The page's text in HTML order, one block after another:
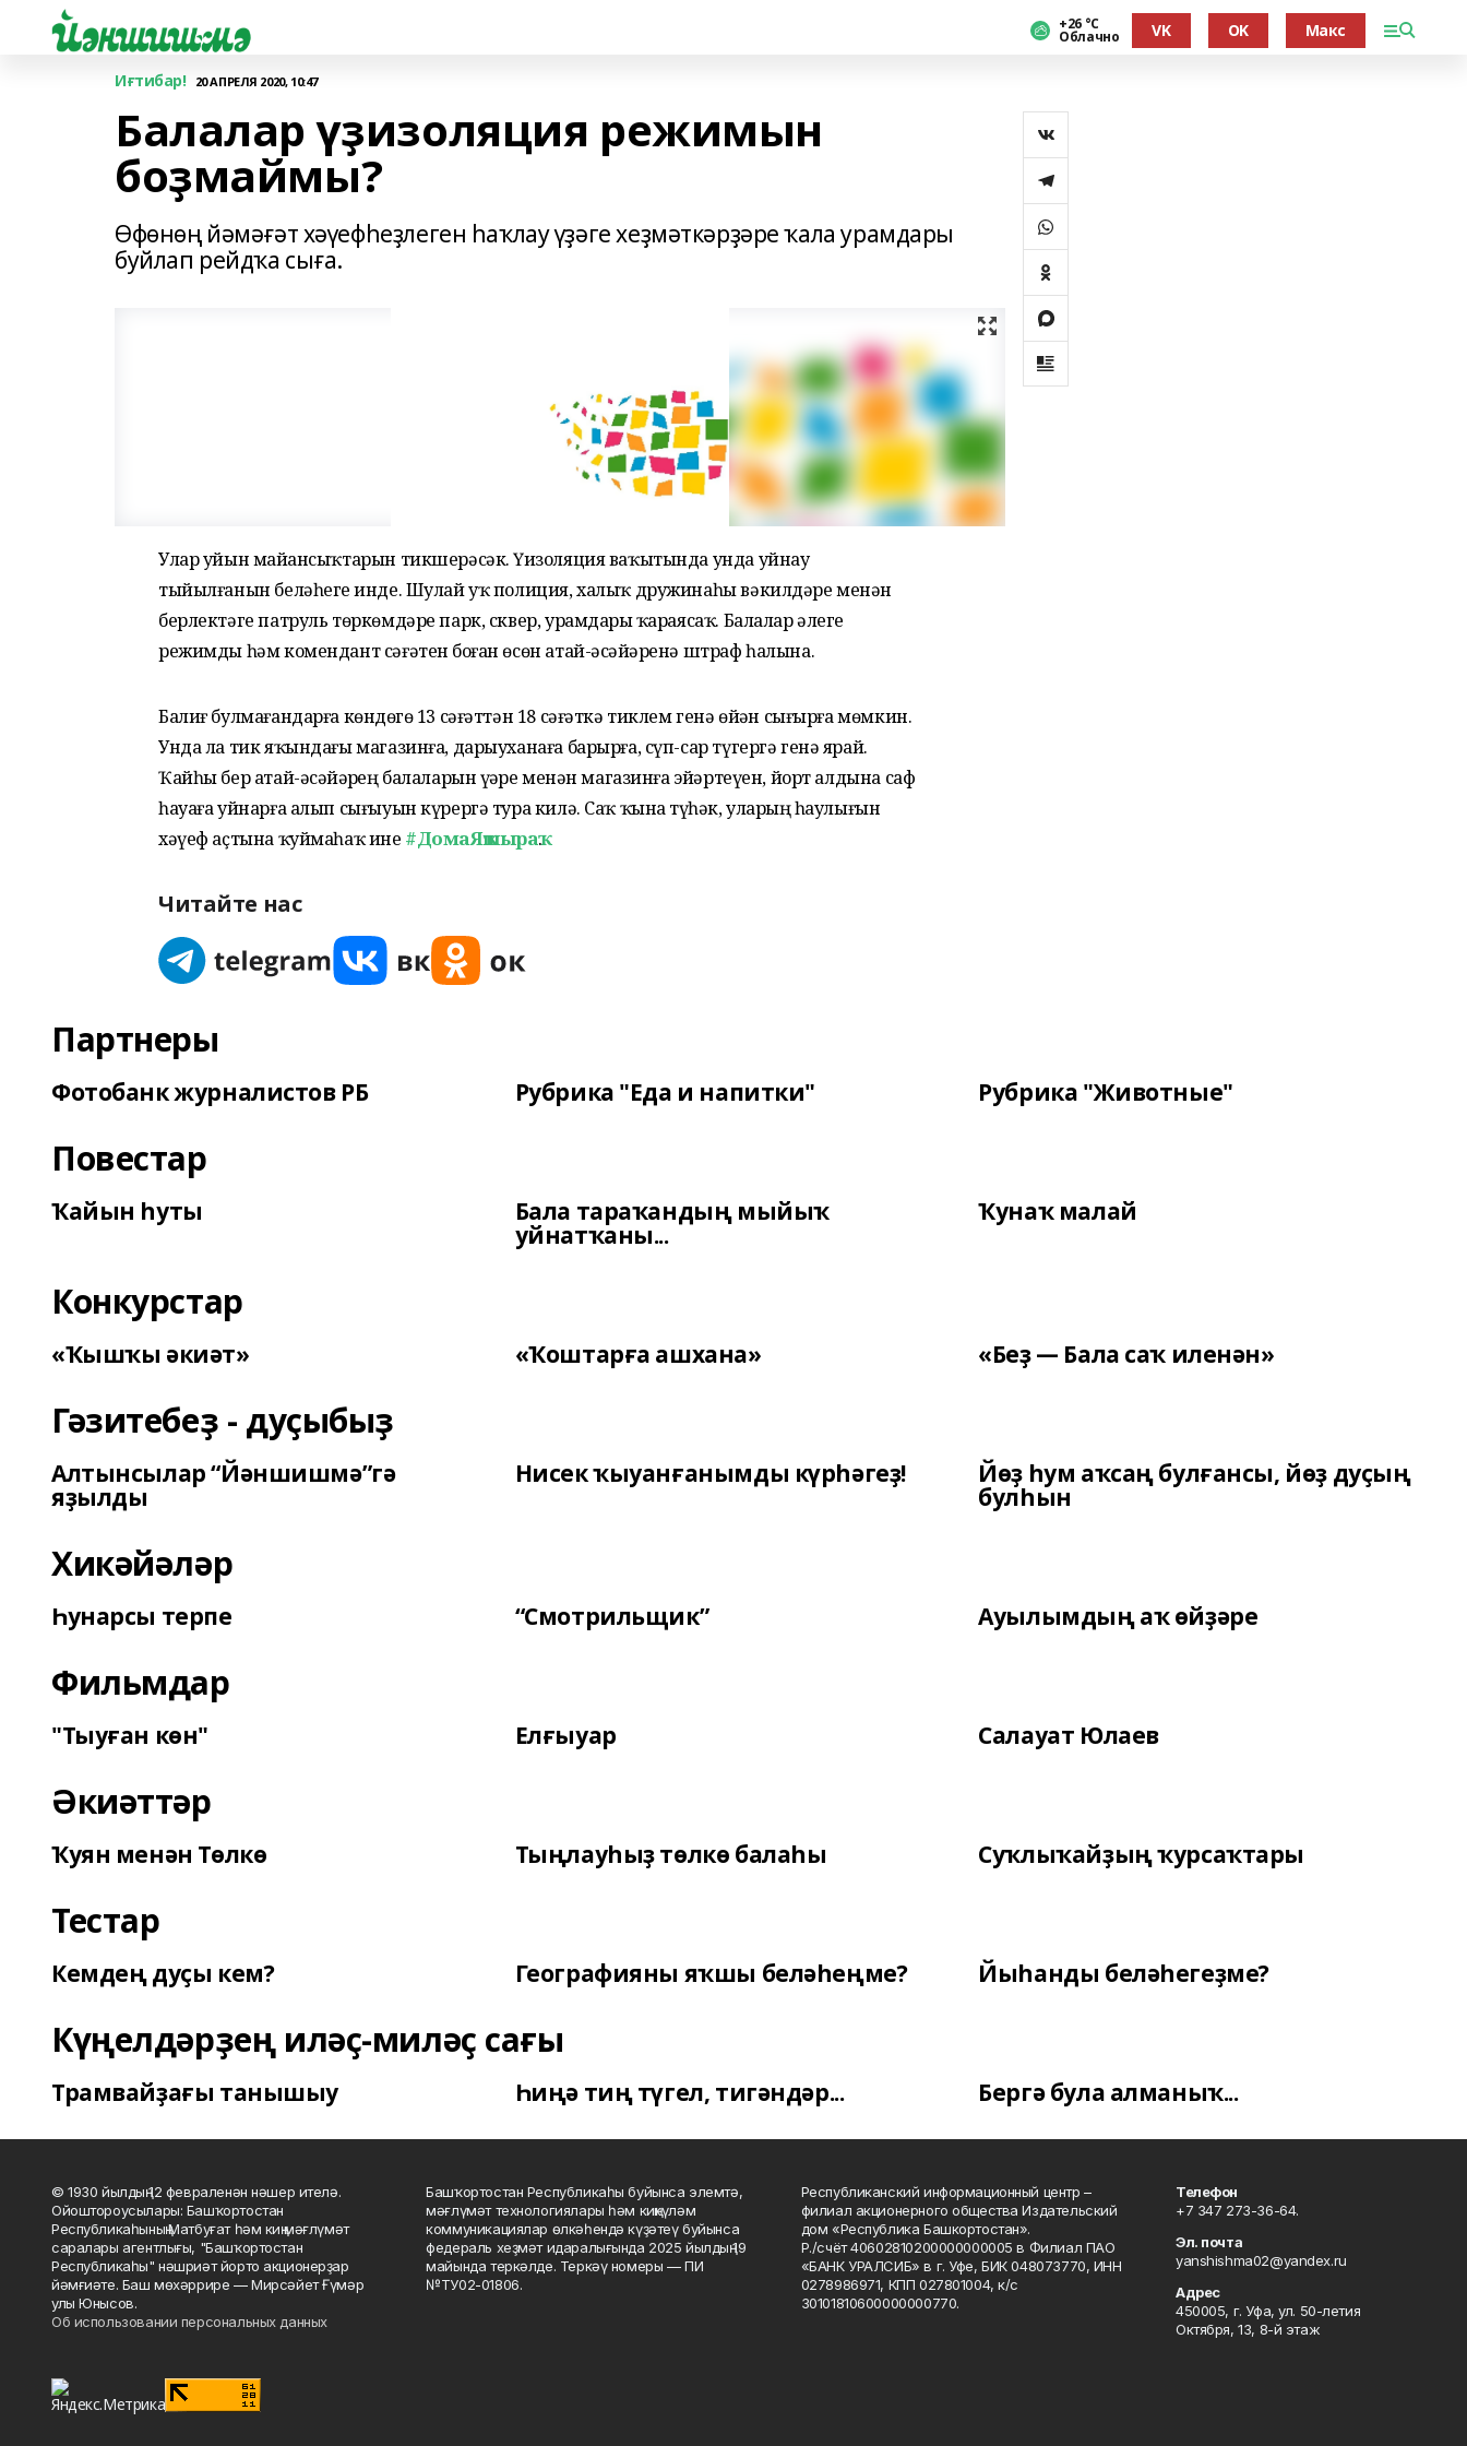
+26 °С
Облачно VK OK Макс
Иғтибар! 20 АПРЕЛЯ 2020, 10:47
Балалар үҙизоляция режимын
боҙмаймы?
Өфөнөң йәмәғәт хәүефһеҙлеген һаҡлау үҙәге хеҙмәткәрҙәре ҡала урамдары
буйлап рейдҡа сыға.
Улар уйын майҙансыҡтарын тикшерәсәк. Үҙизоляция ваҡытында унда уйнау
тыйылғанын беләһегеҙ инде. Шулай уҡ полиция, халыҡ дружинаһы вәкилдәре менән
берлектәге патруль төркөмдәре парк, сквер, урамдарҙы ҡараясаҡ. Балалар әлеге
режимды һәм комендант сәғәтен боҙған өсөн атай-әсәйҙәренә штраф һалына.
Балиғ булмағандарға көндөҙгө 13 сәғәттән 18 сәғәткә тиклем генә өйҙән сығырға мөмкин.
Унда ла тик яҡындағы магазинға, дарыуханаға барырға, сүп-сар түгергә генә ярай.
Ҡайһы бер атай-әсәйҙәрҙең балаларын үҙҙәре менән магазинға эйәртеүен, йорт алдына саф
һауаға уйнарға алып сығыуын күрергә тура килә. Саҡ ҡына түҙһәк, уларҙың һаулығын
хәүеф аҫтына ҡуймаһаҡ ине #ДомаЯҡшыраҡ.
Читайте нас
Партнеры
Фотобанк журналистов РБ Рубрика "Еда и напитки" Рубрика "Животные"
Повестар
Ҡайын һуты Бала тараҡандың мыйыҡ
уйнатҡаны...
Ҡунаҡ малай
Конкурстар
«Ҡышҡы әкиәт» «Ҡоштарға ашхана» «Беҙ — Бала саҡ иленән»
Гәзитебеҙ - дуҫыбыҙ
Алтынсылар “Йәншишмә”гә
яҙылды
Нисек ҡыуанғанымды күрһәгеҙ! Йөҙ һум аҡсаң булғансы, йөҙ дуҫың
булһын
Хикәйәләр
Һунарсы терпе “Смотрильщик” Ауылымдың аҡ өйҙәре
Фильмдар
"Тыуған көн" Елғыуар Салауат Юлаев
Әкиәттәр
Ҡуян менән Төлкө Тыңлауһыҙ төлкө балаһы Суҡлыҡайҙың ҡурсаҡтары
Тестар
Кемдең дуҫы кем? Географияны яҡшы беләһеңме? Йыһанды беләһегеҙме?
Күңелдәрҙең иләҫ-миләҫ сағы
Трамвайҙағы танышыу Һиңә тиң түгел, тигәндәр... Бергә була алманыҡ...
© 1930 йылдың 12 февраленән нәшер ителә.
Ойоштороусылары: Башҡортостан
Республикаһының Матбуғат һәм киң мәғлүмәт
саралары агентлығы, "Башҡортостан
Республикаһы" нәшриәт йорто акционерҙар
йәмғиәте. Баш мөхәррире — Мирсәйет Ғүмәр
улы Юнысов.
Об использовании персональных данных
Башҡортостан Республикаһы буйынса элемтә,
мәғлүмәт технологиялары һәм киңкүләм
коммуникациялар өлкәһендә күҙәтеү буйынса
федераль хеҙмәт идаралығында 2025 йылдың 19
майында теркәлде. Теркәү номеры — ПИ
№ТУ02-01806.
Республиканский информационный центр –
филиал акционерного общества Издательский
дом «Республика Башкортостан».
Р./счёт 40602810200000000005 в Филиал ПАО
«БАНК УРАЛСИБ» в г. Уфе, БИК 048073770, ИНН
0278986971, КПП 027801004, к/с
30101810600000000770.
Телефон
+7 347 273-36-64.
Эл. почта
yanshishma02@yandex.ru
Адрес
450005, г. Уфа, ул. 50-летия
Октября, 13, 8-й этаж